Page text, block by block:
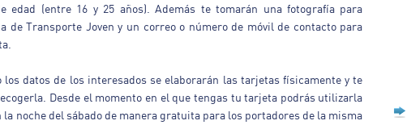
edad (entre 16 y 25 años). Además te tomarán una fotografía para
de Transporte Joven y un correo o número de móvil de contacto para
los datos de los interesados se elaborarán las tarjetas físicamente y te
Desde el momento en el que tengas tu tarjeta podrás utilizarla
la noche del sábado de manera gratuita para los portadores de la misma